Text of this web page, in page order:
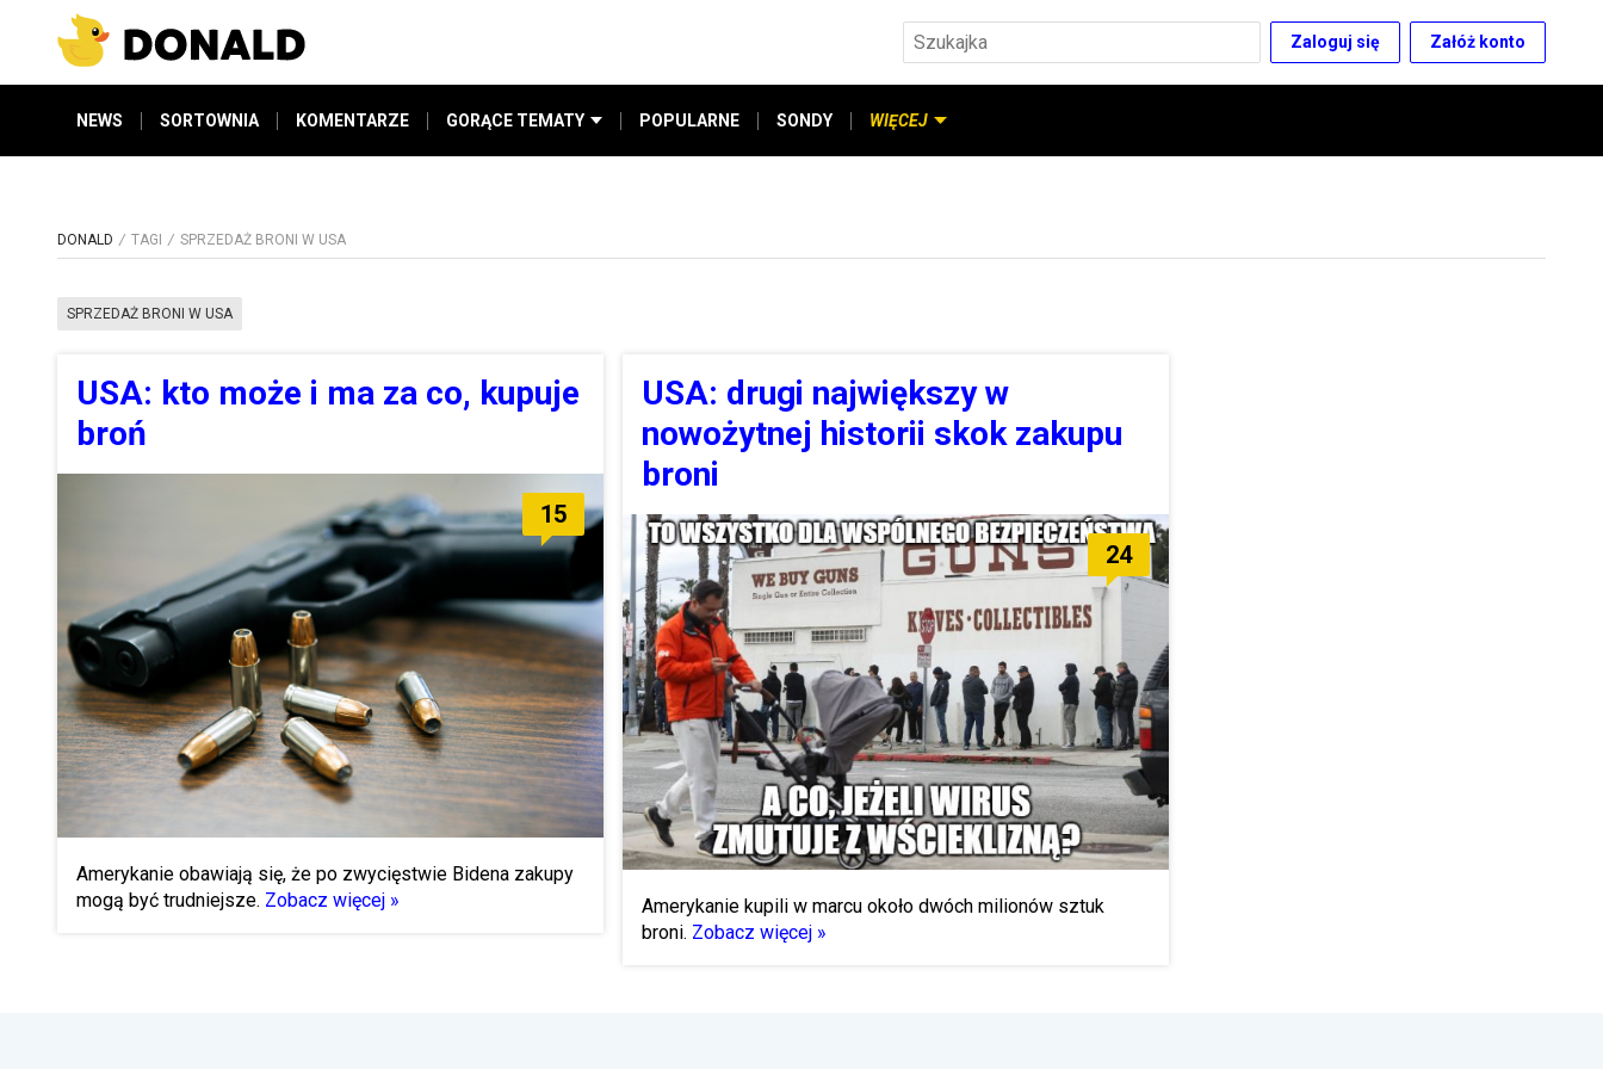
Zaloguj się Załóż konto
NEWS SORTOWNIA KOMENTARZE GORĄCE TEMATY POPULARNE SONDY WIĘCEJ
DONALD TAGI SPRZEDAŻ BRONI W USA
SPRZEDAŻ BRONI W USA
USA: kto może i ma za co, kupuje
broń
15
Amerykanie obawiają się, że po zwycięstwie Bidena zakupy
mogą być trudniejsze. Zobacz więcej »
USA: drugi największy w
nowożytnej historii skok zakupu
broni
24
Amerykanie kupili w marcu około dwóch milionów sztuk
broni. Zobacz więcej »